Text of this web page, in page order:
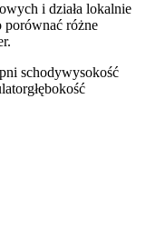
i działa lokalnie
porównać różne
schodywysokość
głębokość